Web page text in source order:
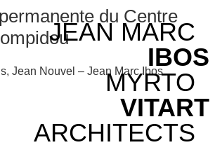
JEAN MARC
IBOS
MYRTO
VITART
ARCHITECTS
du Centre
Jean Nouvel – Jean Marc Ibos